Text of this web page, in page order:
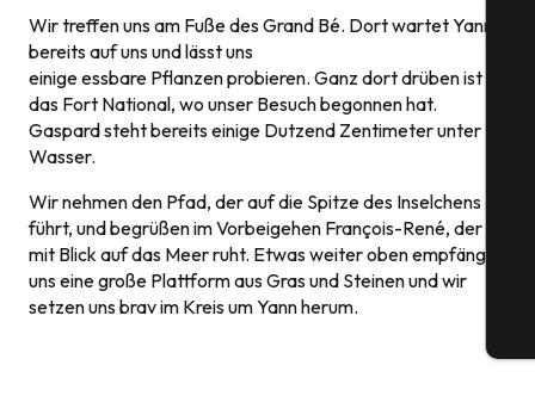
Wir treffen uns am Fuße des Grand Bé. Dort wartet Yann
bereits auf uns und lässt uns
einige essbare Pflanzen probieren. Ganz dort drüben ist
das Fort National, wo unser Besuch begonnen hat.
Gaspard steht bereits einige Dutzend Zentimeter unter
Wasser.
Wir nehmen den Pfad, der auf die Spitze des Inselchens
führt, und begrüßen im Vorbeigehen François-René, der
mit Blick auf das Meer ruht. Etwas weiter oben empfängt
uns eine große Plattform aus Gras und Steinen und wir
setzen uns brav im Kreis um Yann herum.